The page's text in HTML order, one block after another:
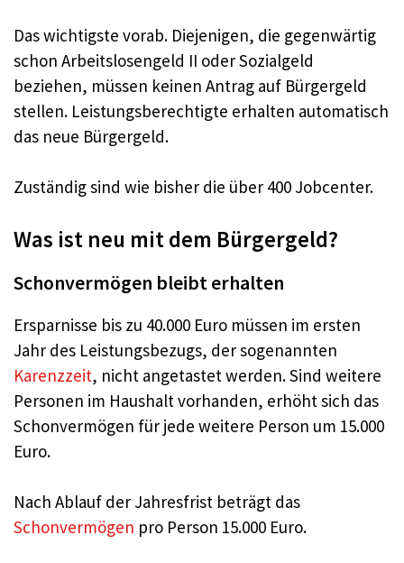
Das wichtigste vorab. Diejenigen, die gegenwärtig
schon Arbeitslosengeld II oder Sozialgeld
beziehen, müssen keinen Antrag auf Bürgergeld
stellen. Leistungsberechtigte erhalten automatisch
das neue Bürgergeld.
Zuständig sind wie bisher die über 400 Jobcenter.
Was ist neu mit dem Bürgergeld?
Schonvermögen bleibt erhalten
Ersparnisse bis zu 40.000 Euro müssen im ersten
Jahr des Leistungsbezugs, der sogenannten
Karenzzeit, nicht angetastet werden. Sind weitere
Personen im Haushalt vorhanden, erhöht sich das
Schonvermögen für jede weitere Person um 15.000
Euro.
Nach Ablauf der Jahresfrist beträgt das
Schonvermögen pro Person 15.000 Euro.